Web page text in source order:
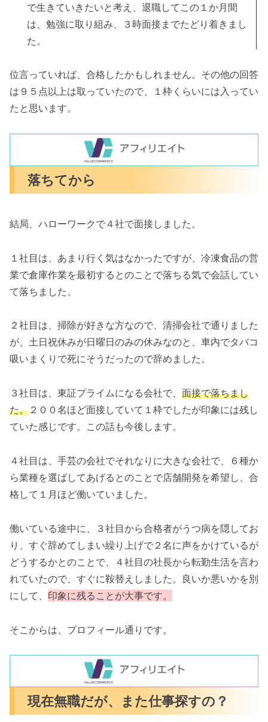
で生きていきたいと考え、退職してこの１か月間
は、勉強に取り組み、３時面接までたどり着きまし
た。
位言っていれば、合格したかもしれません。その他の回答
は９５点以上は取っていたので、１枠くらいには入ってい
たと思います。
落ちてから
結局、ハローワークで４社で面接しました。
１社目は、あまり行く気はなかったですが、冷凍食品の営
業で倉庫作業を最初するとのことで落ちる気で会話してい
て落ちました。
２社目は、掃除が好きな方なので、清掃会社で通りました
が、土日祝休みが日曜日のみの休みなのと、車内でタバコ
吸いまくりで死にそうだったので辞めました。
３社目は、東証プライムになる会社で、 面接で落ちまし
た。 ２００名ほど面接していて１枠でしたが印象には残し
ていた感じです。この話も今後します。
４社目は、手芸の会社でそれなりに大きな会社で、６種か
ら業種を選ばしてあげるとのことで店舗開発を希望し、合
格して１月ほど働いていました。
働いている途中に、３社目から合格者がうつ病を隠してお
り、すぐ辞めてしまい繰り上げで２名に声をかけているが
どうするかとのことで、４社目の社長から転勤生活を言わ
れていたので、すぐに鞍替えしました。良いか悪いかを別
にして、 印象に残ることが大事です。
そこからは、プロフィール通りです。
現在無職だが、また仕事探すの？